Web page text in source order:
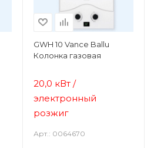
GWH 10 Vance Ballu
Колонка газовая
20,0 кВт /
электронный
розжиг
Арт.: 0064670